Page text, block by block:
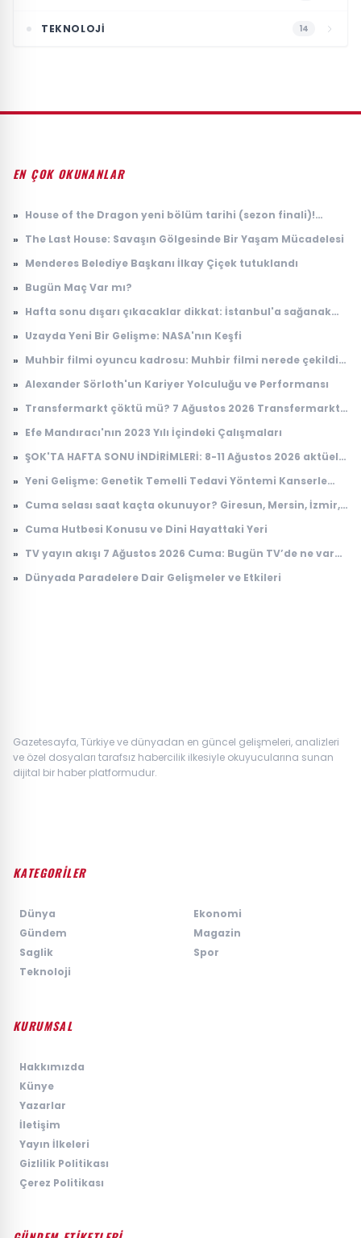
TEKNOLOJI 14
EN ÇOK OKUNANLAR
» House of the Dragon yeni bölüm tarihi (sezon finali)!
yayınlanacak?
» The Last House: Savaşın Gölgesinde Bir Yaşam Mücadelesi
» Menderes Belediye Başkanı İlkay Çiçek tutuklandı
» Bugün Maç Var mı?
» Hafta sonu dışarı çıkacaklar dikkat: İstanbul'a sağanak
» Uzayda Yeni Bir Gelişme: NASA'nın Keşfi
» Muhbir filmi oyuncu kadrosu: Muhbir filmi nerede çekildi,
» Alexander Sörloth'un Kariyer Yolculuğu ve Performansı
» Transfermarkt çöktü mü? 7 Ağustos 2026 Transfermarkt
» Efe Mandıracı'nın 2023 Yılı İçindeki Çalışmaları
» ŞOK'TA HAFTA SONU İNDİRİMLERİ: 8-11 Ağustos 2026 aktüel
» Yeni Gelişme: Genetik Temelli Tedavi Yöntemi Kanserle
» Cuma selası saat kaçta okunuyor? Giresun, Mersin, İzmir,
» Cuma Hutbesi Konusu ve Dini Hayattaki Yeri
» TV yayın akışı 7 Ağustos 2026 Cuma: Bugün TV’de ne var?
akışı
» Dünyada Paradelere Dair Gelişmeler ve Etkileri
Gazetesayfa, Türkiye ve dünyadan en güncel gelişmeleri, analizleri
ve özel dosyaları tarafsız habercilik ilkesiyle okuyucularına sunan
dijital bir haber platformudur.
KATEGORİLER
Dünya
Ekonomi
Gündem
Magazin
Saglik
Spor
Teknoloji
KURUMSAL
Hakkımızda
Künye
Yazarlar
İletişim
Yayın İlkeleri
Gizlilik Politikası
Çerez Politikası